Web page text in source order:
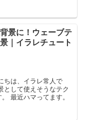
景に！ウェーブテ
｜イラレチュート
ちは、イラレ常人で
として使えそうなテク
最近ハマってます。